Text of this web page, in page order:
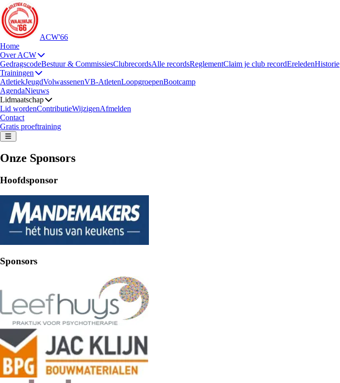
ACW'66
Home
Over ACW
GedragscodeBestuur & CommissiesClubrecordsAlle recordsReglementClaim je club recordEreledenHistorie
Trainingen
AtletiekJeugdVolwassenenVB-AtletenLoopgroepenBootcamp
AgendaNieuws
Lidmaatschap
Lid wordenContributieWijzigenAfmelden
Contact
Gratis proeftraining
Onze Sponsors
Hoofdsponsor
Sponsors